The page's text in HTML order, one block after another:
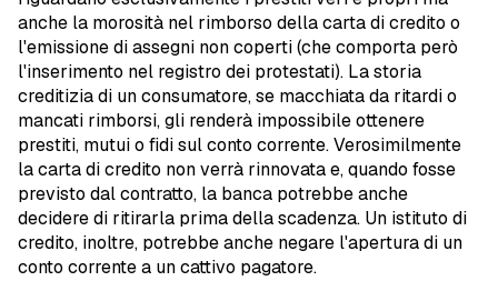
anche la morosità nel rimborso della carta di credito o
l'emissione di assegni non coperti (che comporta però
l'inserimento nel registro dei protestati). La storia
creditizia di un consumatore, se macchiata da ritardi o
mancati rimborsi, gli renderà impossibile ottenere
prestiti, mutui o fidi sul conto corrente. Verosimilmente
la carta di credito non verrà rinnovata e, quando fosse
previsto dal contratto, la banca potrebbe anche
decidere di ritirarla prima della scadenza. Un istituto di
credito, inoltre, potrebbe anche negare l'apertura di un
conto corrente a un cattivo pagatore.